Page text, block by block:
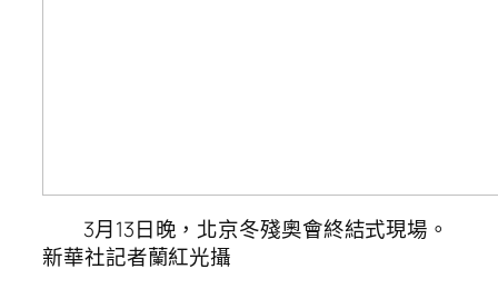
3月13日晚，北京冬殘奧會終結式現場。
新華社記者蘭紅光攝